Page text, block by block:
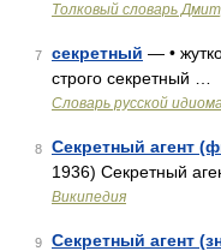
Толковый словарь
7 секретный — •
строго секретный …
Словарь русской
8 Секретный агент
1936) Секретный
Википедия
9 Секретный агент